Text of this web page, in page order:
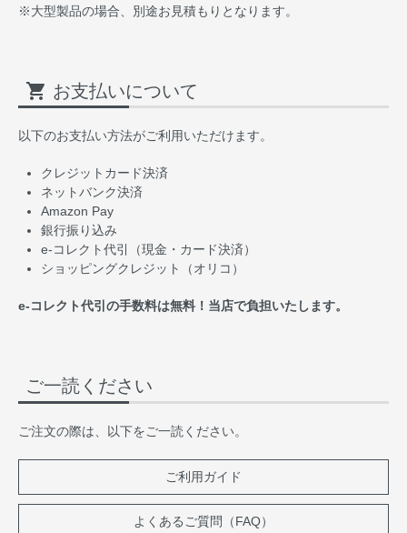
※大型製品の場合、別途お見積もりとなります。
ご一読ください
ご注文の際は、以下をご一読ください。
ご利用ガイド
よくあるご質問（FAQ）
shopping_cart お支払いについて
以下のお支払い方法がご利用いただけます。
クレジットカード決済
ネットバンク決済
Amazon Pay
銀行振り込み
e-コレクト代引（現金・カード決済）
ショッピングクレジット（オリコ）
e-コレクト代引の手数料は無料！当店で負担いたします。